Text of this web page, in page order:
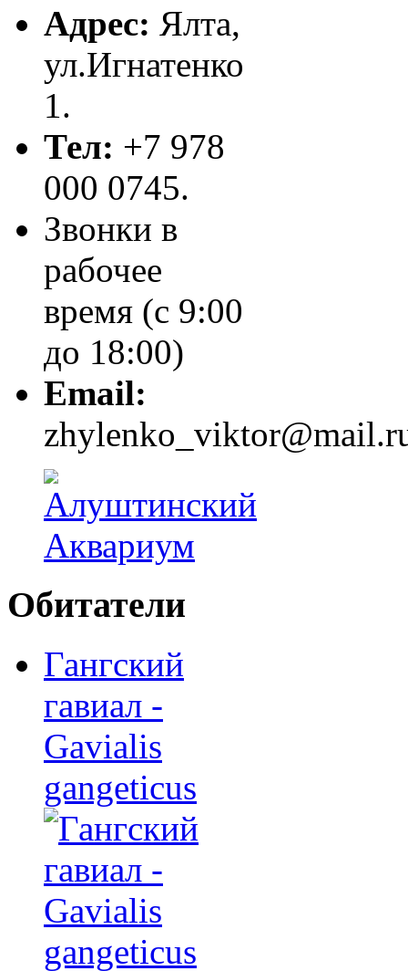
Адрес: Ялта,
ул.Игнатенко
1.
Тел: +7 978
000 0745.
Звонки в
рабочее
время (с 9:00
до 18:00)
Email:
Обитатели
Гангский
гавиал -
Gavialis
gangeticus